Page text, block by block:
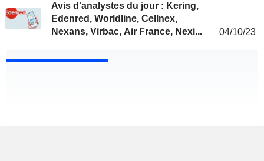
Avis d'analystes du jour : Kering,
Edenred, Worldline, Cellnex,
Nexans, Virbac, Air France, Nexi...
04/10/23